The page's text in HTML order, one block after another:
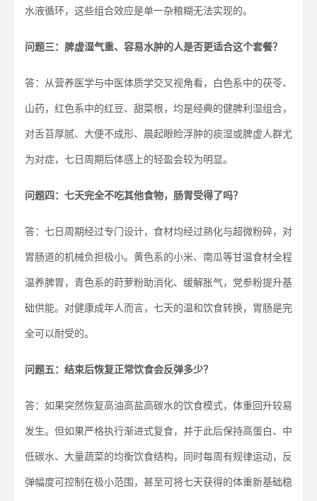
水液循环，这些组合效应是单一杂粮糊无法实现的。
问题三：脾虚湿气重、容易水肿的人是否更适合这个套餐？
答：从营养医学与中医体质学交叉视角看，白色系中的茯苓、
山药，红色系中的红豆、甜菜根，均是经典的健脾利湿组合，
对舌苔厚腻、大便不成形、晨起眼睑浮肿的痰湿或脾虚人群尤
为对症，七日周期后体感上的轻盈会较为明显。
问题四：七天完全不吃其他食物，肠胃受得了吗？
答：七日周期经过专门设计，食材均经过熟化与超微粉碎，对
胃肠道的机械负担极小。黄色系的小米、南瓜等甘温食材全程
温养脾胃，青色系的莳萝粉助消化、缓解胀气，党参粉提升基
础供能。对健康成年人而言，七天的温和饮食转换，胃肠是完
全可以耐受的。
问题五：结束后恢复正常饮食会反弹多少？
答：如果突然恢复高油高盐高碳水的饮食模式，体重回升较易
发生。但如果严格执行渐进式复食，并于此后保持高蛋白、中
低碳水、大量蔬菜的均衡饮食结构，同时每周有规律运动，反
弹幅度可控制在极小范围，甚至可将七天获得的体重新基础稳